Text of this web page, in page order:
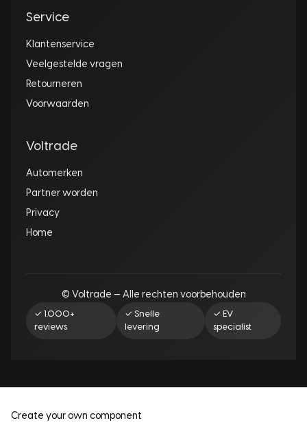
Service
Klantenservice
Veelgestelde vragen
Retourneren
Voorwaarden
Voltrade
Automerken
Partner worden
Privacy
Home
© Voltrade — Alle rechten voorbehouden
✓ 1.000+
reviews
✓ Snelle
levering
✓ EV
specialist
Create your own component